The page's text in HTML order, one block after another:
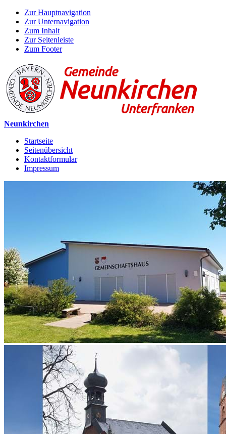
Zur Hauptnavigation
Zur Unternavigation
Zum Inhalt
Zur Seitenleiste
Zum Footer
Neunkirchen
Startseite
Seitenübersicht
Kontaktformular
Impressum